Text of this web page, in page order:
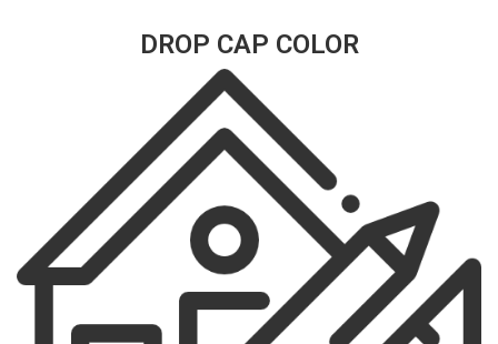
DROP CAP COLOR